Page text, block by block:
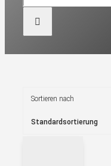
Sortieren nach
Standardsortierung